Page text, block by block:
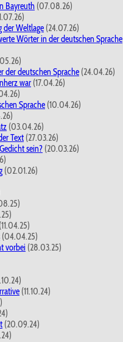
Bayreuth (07.08.26)
der Weltlage (24.07.26)
Wörter in der deutschen Sprache
der deutschen Sprache (24.04.26)
war (17.04.26)
Sprache (10.04.26)
(03.04.26)
Text (27.03.26)
sein? (20.03.26)
(02.01.26)
(11.04.25)
(04.04.25)
vorbei (28.03.25)
(11.10.24)
(20.09.24)